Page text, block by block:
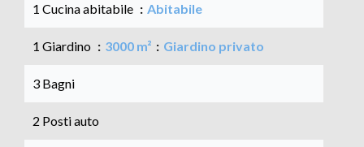
1 Cucina abitabile Abitabile
1 Giardino 3000 m² Giardino privato
3 Bagni
2 Posti auto